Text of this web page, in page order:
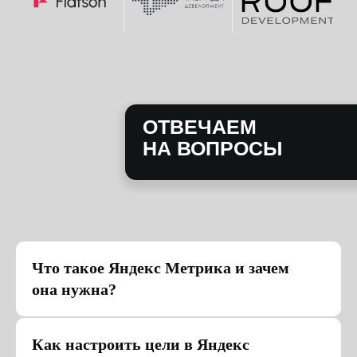
Что такое Яндекс Метрика и зачем
она нужна?
Как настроить цели в Яндекс